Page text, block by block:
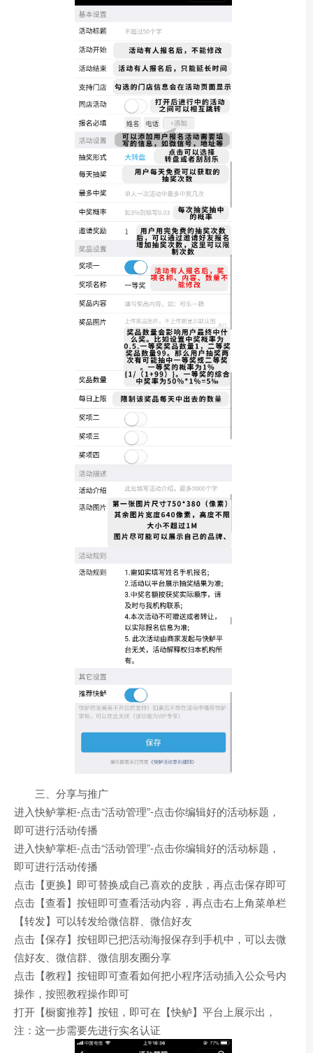
三、分享与推广
进入快鲈掌柜-点击“活动管理”-点击你编辑好的活动标题，
即可进行活动传播
进入快鲈掌柜-点击“活动管理”-点击你编辑好的活动标题，
即可进行活动传播
点击【更换】即可替换成自己喜欢的皮肤，再点击保存即可
点击【查看】按钮即可查看活动内容，再点击右上角菜单栏
【转发】可以转发给微信群、微信好友
点击【保存】按钮即已把活动海报保存到手机中，可以去微
信好友、微信群、微信朋友圈分享
点击【教程】按钮即可查看如何把小程序活动插入公众号内
操作，按照教程操作即可
打开【橱窗推荐】按钮，即可在【快鲈】平台上展示出，
注：这一步需要先进行实名认证